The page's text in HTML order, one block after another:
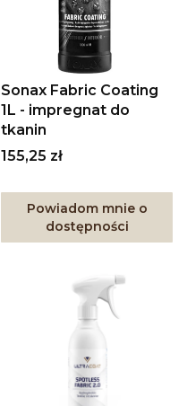
Sonax Fabric Coating
1L - impregnat do
tkanin
Cena
155,25 zł
Powiadom mnie o
dostępności